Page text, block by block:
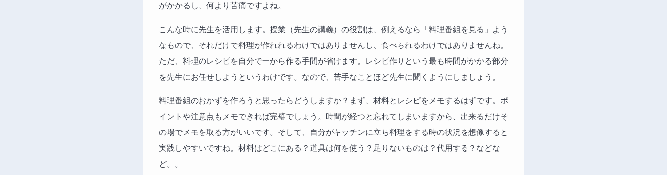
がかかるし、何より苦痛ですよね。
こんな時に先生を活用します。授業（先生の講義）の役割は、例えるなら「料理番組を見る」よう
なもので、それだけで料理が作れれるわけではありませんし、食べられるわけではありませんね。
ただ、料理のレシピを自分で一から作る手間が省けます。レシピ作りという最も時間がかかる部分
を先生にお任せしようというわけです。なので、苦手なことほど先生に聞くようにしましょう。
料理番組のおかずを作ろうと思ったらどうしますか？まず、材料とレシピをメモするはずです。ポ
イントや注意点もメモできれば完璧でしょう。時間が経つと忘れてしまいますから、出来るだけそ
の場でメモを取る方がいいです。そして、自分がキッチンに立ち料理をする時の状況を想像すると
実践しやすいですね。材料はどこにある？道具は何を使う？足りないものは？代用する？などな
ど。。